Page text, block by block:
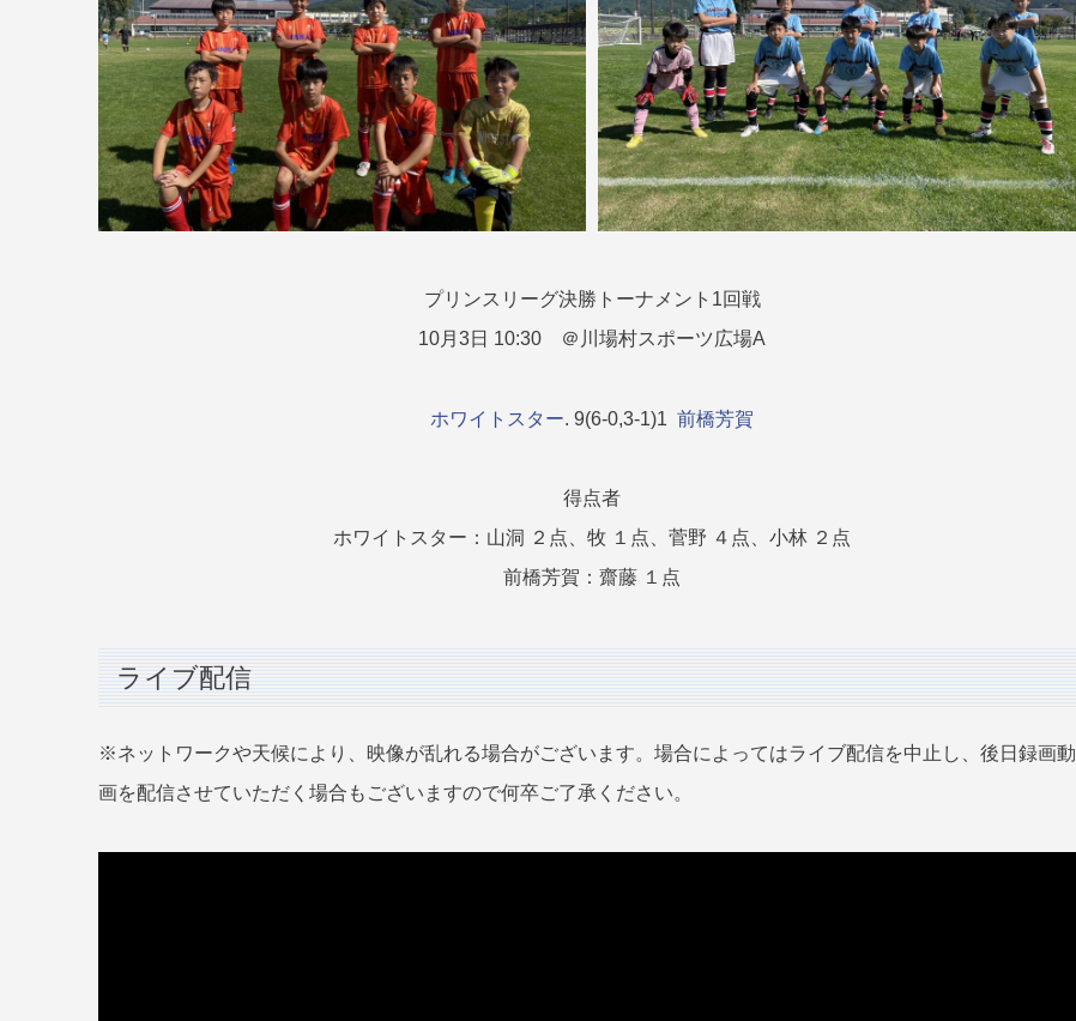
プリンスリーグ決勝トーナメント1回戦
10月3日 10:30 ＠川場村スポーツ広場A
ホワイトスター. 9(6-0,3-1)1 前橋芳賀
得点者
ホワイトスター：山洞 ２点、牧 １点、菅野 ４点、小林 ２点
前橋芳賀：齋藤 １点
ライブ配信
※ネットワークや天候により、映像が乱れる場合がございます。場合によってはライブ配信を中止し、後日録画動
画を配信させていただく場合もございますので何卒ご了承ください。